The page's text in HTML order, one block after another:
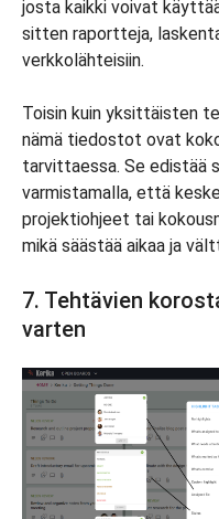
josta kaikki voivat
sitten raportteja,
verkkolähteisiin.
Toisin kuin yksittäisten
nämä tiedostot ovat
tarvittaessa. Se edistää
varmistamalla, että
projektiohjeet tai
mikä säästää aikaa ja
7. Tehtävien
varten